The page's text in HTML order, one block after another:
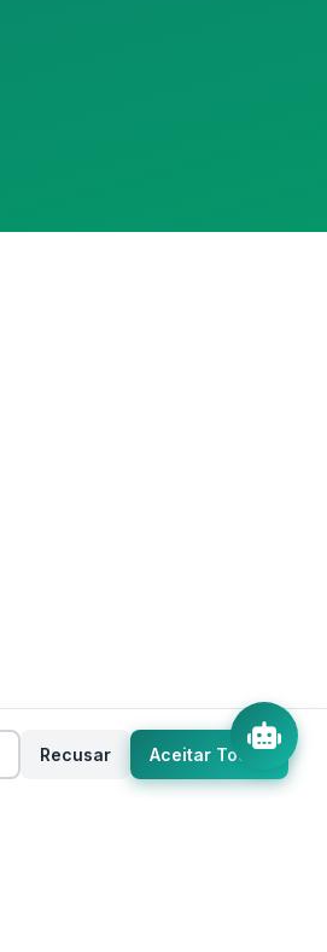
Recusar Aceitar Todos